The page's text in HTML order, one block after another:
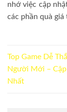
nhớ việc cập
các phần quà giá
Top Game Dễ
Người Mới –
Nhất